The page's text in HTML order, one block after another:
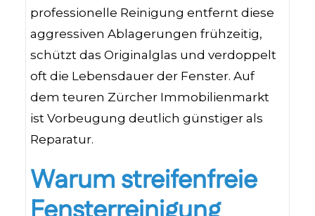
professionelle Reinigung entfernt diese
aggressiven Ablagerungen frühzeitig,
schützt das Originalglas und verdoppelt
oft die Lebensdauer der Fenster. Auf
dem teuren Zürcher Immobilienmarkt
ist Vorbeugung deutlich günstiger als
Reparatur.
Warum streifenfreie